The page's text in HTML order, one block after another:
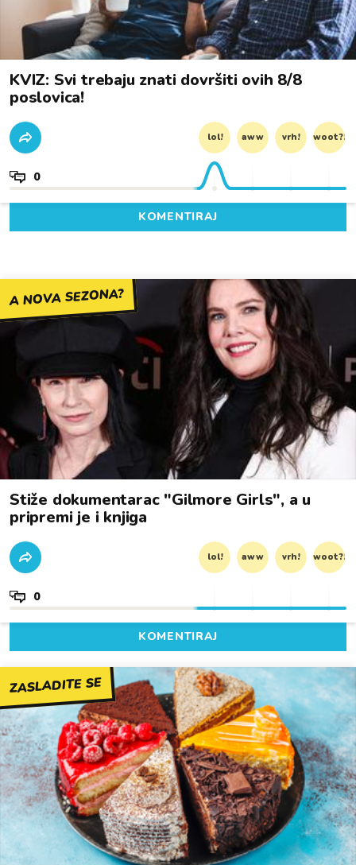
KVIZ: Svi trebaju znati dovršiti ovih 8/8
poslovica!
lol! aww vrh! woot?!
0
KOMENTIRAJ
A NOVA SEZONA?
Stiže dokumentarac "Gilmore Girls", a u
pripremi je i knjiga
lol! aww vrh! woot?!
0
KOMENTIRAJ
ZASLADITE SE